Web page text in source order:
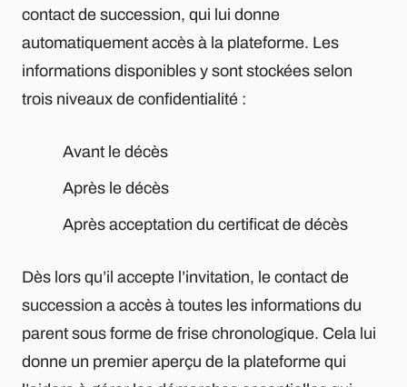
contact de succession, qui lui donne
automatiquement accès à la plateforme. Les
informations disponibles y sont stockées selon
trois niveaux de confidentialité :
Avant le décès
Après le décès
Après acceptation du certificat de décès
Dès lors qu’il accepte l’invitation, le contact de
succession a accès à toutes les informations du
parent sous forme de frise chronologique. Cela lui
donne un premier aperçu de la plateforme qui